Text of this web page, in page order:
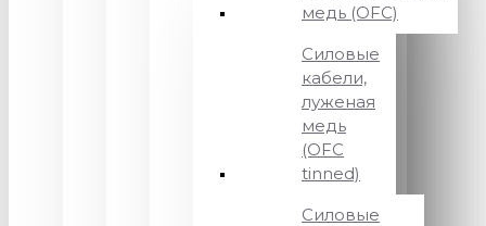
медь (OFC)
Силовые
кабели,
луженая
медь
(OFC
tinned)
Силовые